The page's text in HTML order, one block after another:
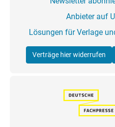
Anbieter auf
Lösungen für Verlage
Verträge hier widerrufen